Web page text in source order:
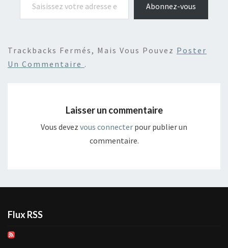
Abonnez-vous
Trackbacks Fermés, Mais Vous Pouvez Poster
Un Commentaire .
Laisser un commentaire
Vous devez vous connecter pour publier un
commentaire.
Flux RSS